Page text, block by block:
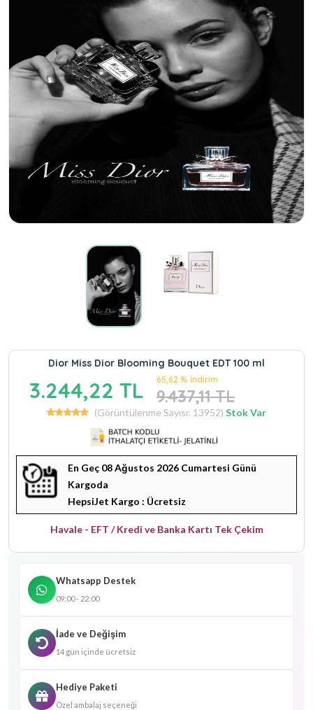
Dior Miss Dior Blooming Bouquet EDT 100 ml
3.244,22 TL 65,62 % İndirim
9.437,11 TL
(Görüntülenme Sayısı: 13952) Stok Var
En Geç 08 Ağustos 2026 Cumartesi Günü
Kargoda
HepsiJet Kargo : Ücretsiz
Havale - EFT / Kredi ve Banka Kartı Tek Çekim
Whatsapp Destek
09:00 - 22:00
İade ve Değişim
14 gün içinde ücretsiz
Hediye Paketi
Özel ambalaj seçeneği